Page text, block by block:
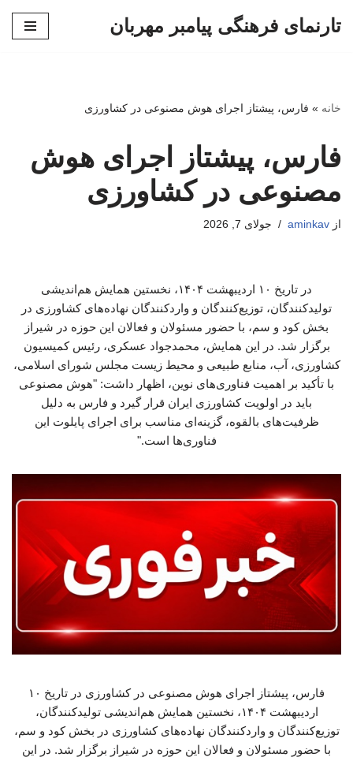
تارنمای فرهنگی پیامبر مهربان
خانه » فارس، پیشتاز اجرای هوش مصنوعی در کشاورزی
فارس، پیشتاز اجرای هوش
مصنوعی در کشاورزی
از aminkav جولای 7, 2026
در تاریخ ۱۰ اردیبهشت ۱۴۰۴، نخستین همایش هم‌اندیشی
تولیدکنندگان، توزیع‌کنندگان و واردکنندگان نهاده‌های کشاورزی در
بخش کود و سم، با حضور مسئولان و فعالان این حوزه در شیراز
برگزار شد. در این همایش، محمدجواد عسکری، رئیس کمیسیون
کشاورزی، آب، منابع طبیعی و محیط زیست مجلس شورای اسلامی،
با تأکید بر اهمیت فناوری‌های نوین، اظهار داشت: "هوش مصنوعی
باید در اولویت کشاورزی ایران قرار گیرد و فارس به دلیل
ظرفیت‌های بالقوه، گزینه‌ای مناسب برای اجرای پایلوت این
فناوری‌ها است."
فارس، پیشتاز اجرای هوش مصنوعی در کشاورزی در تاریخ ۱۰
اردیبهشت ۱۴۰۴، نخستین همایش هم‌اندیشی تولیدکنندگان،
توزیع‌کنندگان و واردکنندگان نهاده‌های کشاورزی در بخش کود و سم،
با حضور مسئولان و فعالان این حوزه در شیراز برگزار شد. در این